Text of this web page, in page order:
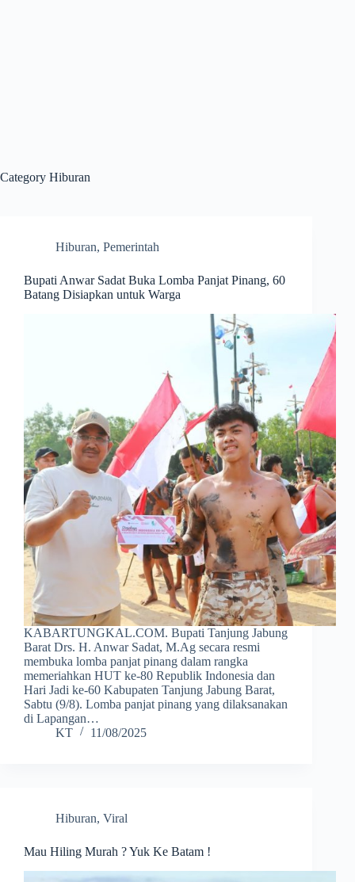
Category Hiburan
Hiburan, Pemerintah
Bupati Anwar Sadat Buka Lomba Panjat Pinang, 60
Batang Disiapkan untuk Warga
KABARTUNGKAL.COM. Bupati Tanjung Jabung
Barat Drs. H. Anwar Sadat, M.Ag secara resmi
membuka lomba panjat pinang dalam rangka
memeriahkan HUT ke-80 Republik Indonesia dan
Hari Jadi ke-60 Kabupaten Tanjung Jabung Barat,
Sabtu (9/8). Lomba panjat pinang yang dilaksanakan
di Lapangan…
KT
11/08/2025
Hiburan, Viral
Mau Hiling Murah ? Yuk Ke Batam !